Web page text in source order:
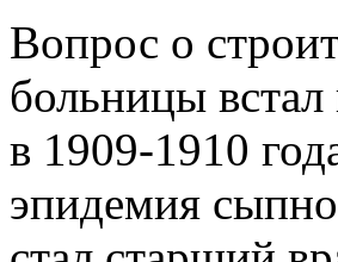
Вопрос о
больницы
в 1909-1910
эпидемия